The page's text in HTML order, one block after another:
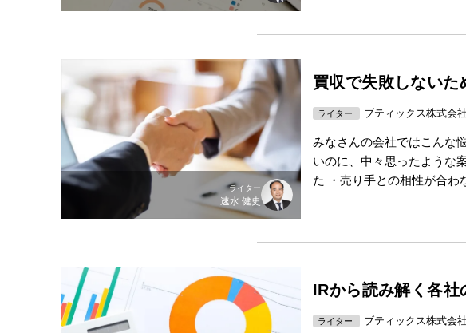
ライター
速水 健史
買収で失敗しないた
ライター ブティックス株式会
みなさんの会社ではこんな
いのに、中々思ったような
た ・売り手との相性が合わ
IRから読み解く各社
ライター ブティックス株式会